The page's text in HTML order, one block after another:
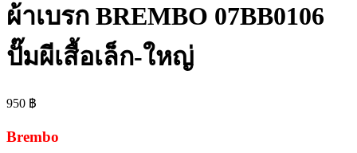
ผ้าเบรก BREMBO 07BB0106
ปั๊มผีเสื้อเล็ก-ใหญ่
950 ฿
Brembo